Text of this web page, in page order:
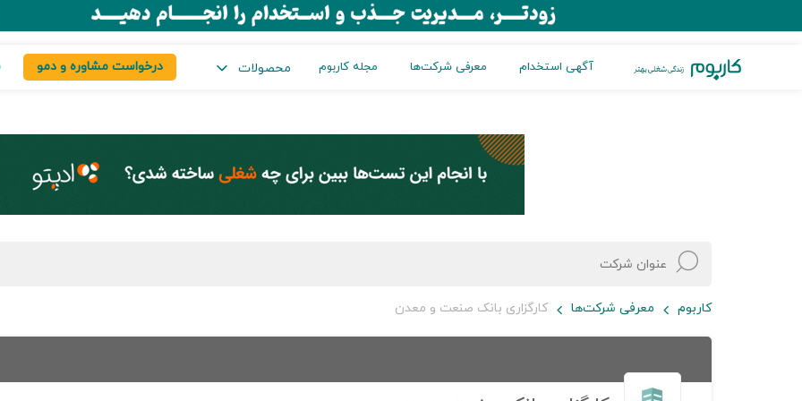
آگهی استخدام معرفی شرکت‌ها مجله کاربوم محصولات درخواست مشاوره و دمو
کاربوم معرفی شرکت‌ها کارگزاری بانک صنعت و معدن